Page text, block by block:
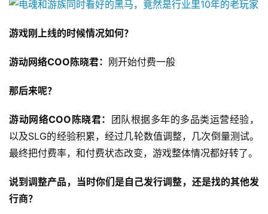
游戏刚上线的时候情况如何？
游动网络COO陈晓君： 刚开始付费一般
那后来呢？
游动网络COO陈晓君：
团队根据多年的多品类运营经验，
以及SLG的经验积累，经过几轮数值调整，几次倒量测试。
最终把付费率，和付费状态改变，游戏整体情况都好转了。
说到调整产品，当时你们是自己发行调整，还是找的其他发
行商？